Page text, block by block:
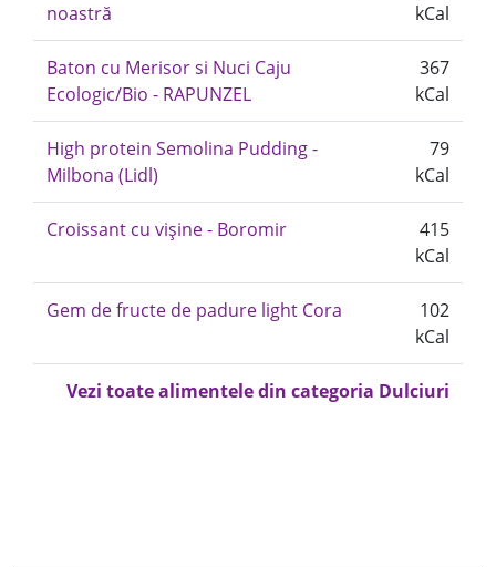
noastră
kCal
Baton cu Merisor si Nuci Caju
Ecologic/Bio - RAPUNZEL
367
kCal
High protein Semolina Pudding -
Milbona (Lidl)
79
kCal
Croissant cu vișine - Boromir
415
kCal
Gem de fructe de padure light Cora
102
kCal
Vezi toate alimentele din categoria Dulciuri